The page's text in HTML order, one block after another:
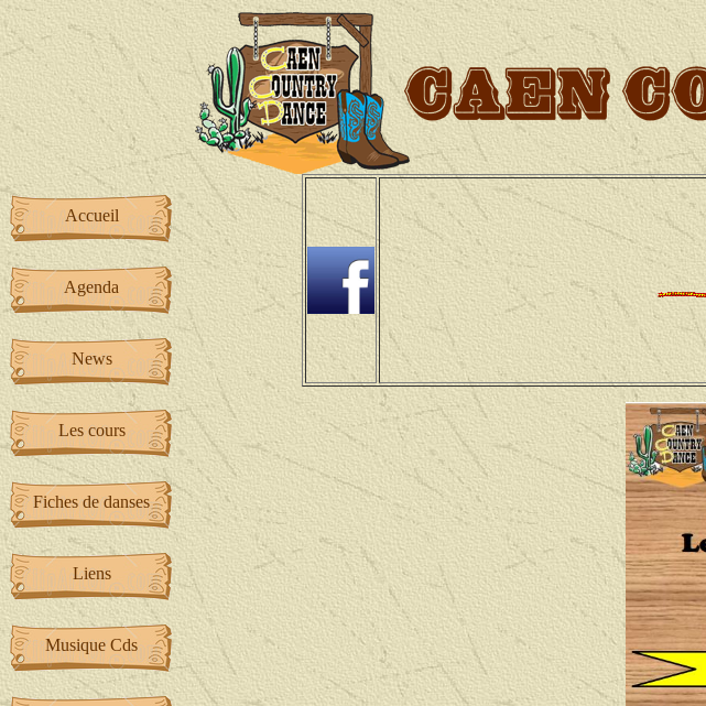
Accueil
Agenda
News
Les cours
Fiches de danses
Liens
Musique Cds